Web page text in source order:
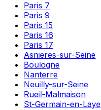
Paris 7
Paris 9
Paris 15
Paris 16
Paris 17
Asnieres-sur-Seine
Boulogne
Nanterre
Neuilly-sur-Seine
Rueil-Malmaison
St-Germain-en-Laye